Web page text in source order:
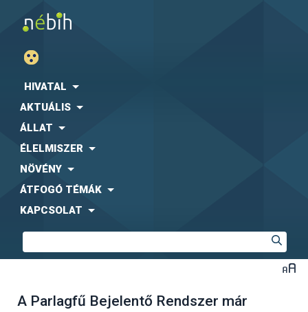
HIVATAL
AKTUÁLIS
ÁLLAT
ÉLELMISZER
NÖVÉNY
ÁTFOGÓ TÉMÁK
KAPCSOLAT
A Parlagfű Bejelentő Rendszer már